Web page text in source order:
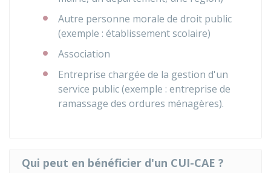
Autre personne morale de droit public
(exemple : établissement scolaire)
Association
Entreprise chargée de la gestion d'un
service public (exemple : entreprise de
ramassage des ordures ménagères).
Qui peut en bénéficier d'un CUI-CAE ?